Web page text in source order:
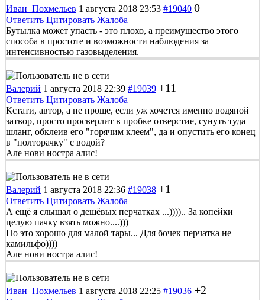
Иван_Похмельев 1 августа 2018 23:53 #19040 0
Ответить Цитировать Жалоба
Бутылка может упасть - это плохо, а преимущество этого
способа в простоте и возможности наблюдения за
интенсивностью газовыделения.
Валерий 1 августа 2018 22:39 #19039 +11
Ответить Цитировать Жалоба
Кстати, автор, а не проще, если уж хочется именно водяной
затвор, просто просверлит в пробке отверстие, сунуть туда
шланг, обклеив его "горячим клеем", да и опустить его конец
в "полторачку" с водой?
Але нови ностра алис!
Валерий 1 августа 2018 22:36 #19038 +1
Ответить Цитировать Жалоба
А ещё я слышал о дешёвых перчатках ...)))).. За копейки
целую пачку взять можно....)))
Но это хорошо для малой тары... Для бочек перчатка не
камильфо))))
Але нови ностра алис!
Иван_Похмельев 1 августа 2018 22:25 #19036 +2